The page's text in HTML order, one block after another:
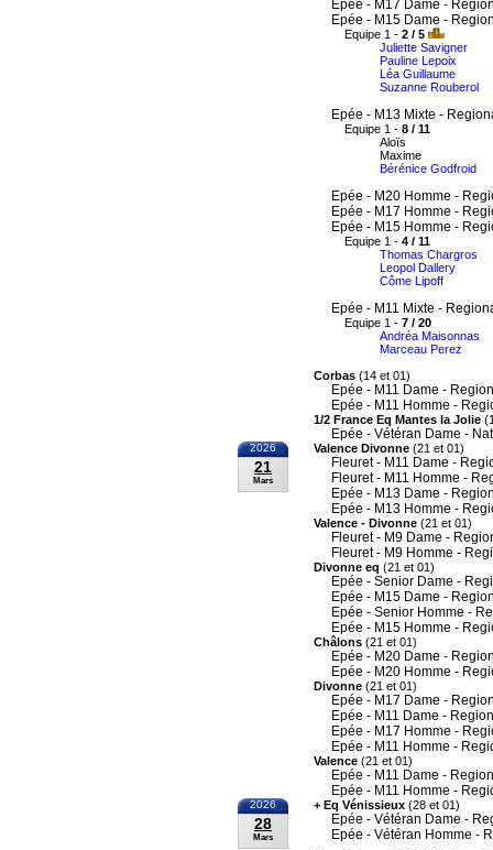
Epée - M17 Dame -
Epée - M15 Dame -
Equipe 1 - 2 / 5
Juliette Savigner
Pauline Lepoix
Léa Guillaume
Suzanne Rouberol
Epée - M13 Mixte -
Equipe 1 - 8 / 11
Aloïs
Maxime
Bérénice Godfroid
Epée - M20 Homme -
Epée - M17 Homme -
Epée - M15 Homme -
Equipe 1 - 4 / 11
Thomas Chargros
Leopol Dallery
Côme Lipoff
Epée - M11 Mixte -
Equipe 1 - 7 / 20
Andréa Maisonnas
Marceau Perez
Corbas (14 et 01)
Epée - M11 Dame -
Epée - M11 Homme -
1/2 France Eq Mantes la Jolie
Epée - Vétéran Dame -
2026
21
Mars
Valence Divonne (21 et 01)
Fleuret - M11 Dame -
Fleuret - M11 Homme -
Epée - M13 Dame -
Epée - M13 Homme -
Valence - Divonne (21 et 01)
Fleuret - M9 Dame -
Fleuret - M9 Homme -
Divonne eq (21 et 01)
Epée - Senior Dame -
Epée - M15 Dame -
Epée - Senior Homme -
Epée - M15 Homme -
Châlons (21 et 01)
Epée - M20 Dame -
Epée - M20 Homme -
Divonne (21 et 01)
Epée - M17 Dame -
Epée - M11 Dame -
Epée - M17 Homme -
Epée - M11 Homme -
Valence (21 et 01)
Epée - M11 Dame -
Epée - M11 Homme -
2026
28
Mars
+ Eq Vénissieux (28 et 01)
Epée - Vétéran Dame -
Epée - Vétéran Homme -